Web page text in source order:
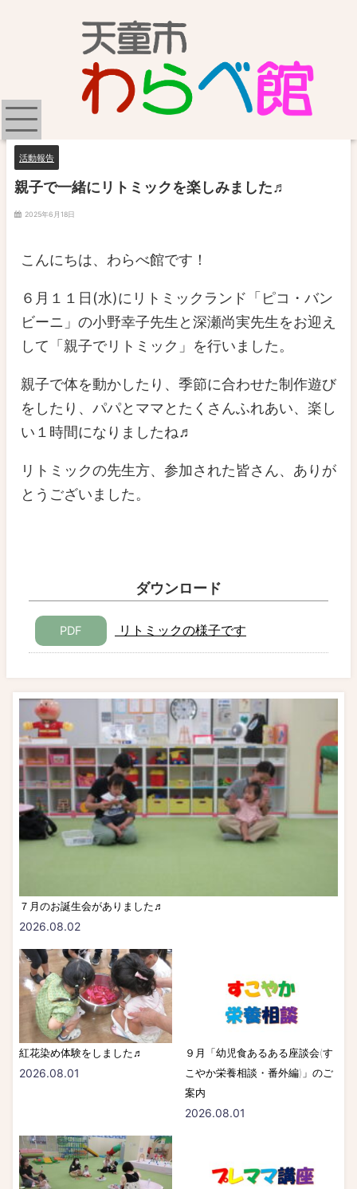
活動報告
親子で一緒にリトミックを楽しみました♬
2025年6月18日
こんにちは、わらべ館です！
６月１１日(水)にリトミックランド「ピコ・バン
ビーニ」の小野幸子先生と深瀬尚実先生をお迎え
して「親子でリトミック」を行いました。
親子で体を動かしたり、季節に合わせた制作遊び
をしたり、パパとママとたくさんふれあい、楽し
い１時間になりましたね♬
リトミックの先生方、参加された皆さん、ありが
とうございました。
ダウンロード
PDF リトミックの様子です
７月のお誕生会がありました♬
2026.08.02
紅花染め体験をしました♬
2026.08.01
９月「幼児食あるある座談会(す
こやか栄養相談・番外編)」のご
案内
2026.08.01